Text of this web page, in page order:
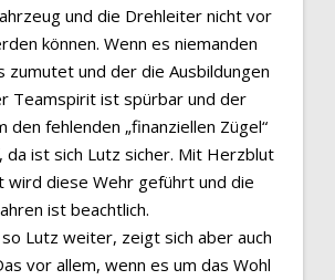
und die Drehleiter nicht vor
können. Wenn es niemanden
zumutet und der die Ausbildungen
Teamspirit ist spürbar und der
fehlenden „finanziellen Zügel“
da ist sich Lutz sicher. Mit Herzblut
wird diese Wehr geführt und die
ist beachtlich.
Lutz weiter, zeigt sich aber auch
vor allem, wenn es um das Wohl